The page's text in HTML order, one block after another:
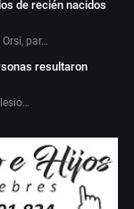
de recién nacidos
par…
resultaron